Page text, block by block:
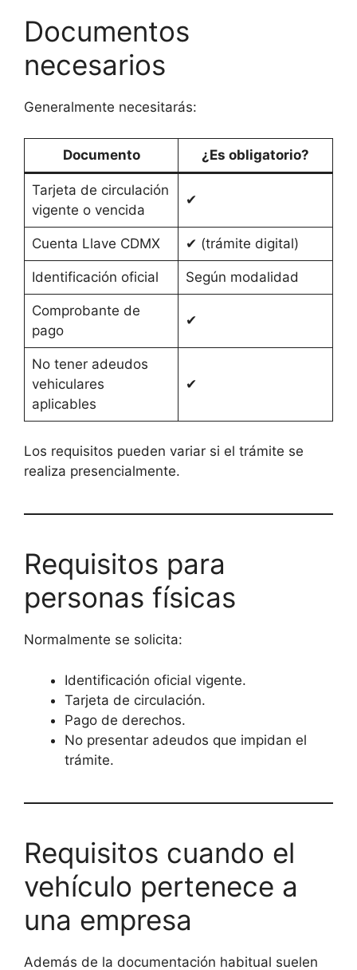
Documentos
necesarios
Generalmente necesitarás:
Documento ¿Es obligatorio?
Tarjeta de circulación
vigente o vencida
✔
Cuenta Llave CDMX ✔ (trámite digital)
Identificación oficial Según modalidad
Comprobante de
pago
✔
No tener adeudos
vehiculares
aplicables
✔
Los requisitos pueden variar si el trámite se
realiza presencialmente.
Requisitos para
personas físicas
Normalmente se solicita:
Identificación oficial vigente.
Tarjeta de circulación.
Pago de derechos.
No presentar adeudos que impidan el
trámite.
Requisitos cuando el
vehículo pertenece a
una empresa
Además de la documentación habitual suelen